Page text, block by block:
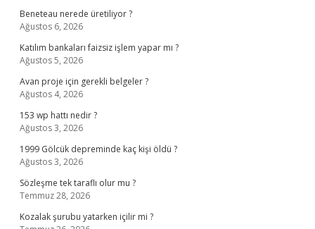
Beneteau nerede üretiliyor ?
Ağustos 6, 2026
Katılım bankaları faizsiz işlem yapar mı ?
Ağustos 5, 2026
Avan proje için gerekli belgeler ?
Ağustos 4, 2026
153 wp hattı nedir ?
Ağustos 3, 2026
1999 Gölcük depreminde kaç kişi öldü ?
Ağustos 3, 2026
Sözleşme tek taraflı olur mu ?
Temmuz 28, 2026
Kozalak şurubu yatarken içilir mi ?